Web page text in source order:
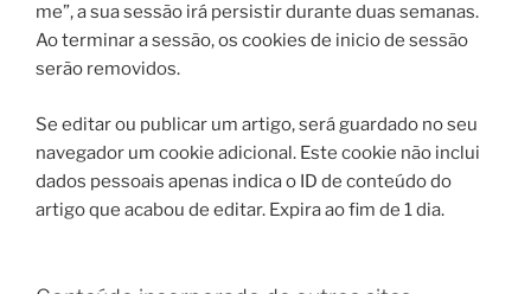
me”, a sua sessão irá persistir durante duas semanas.
Ao terminar a sessão, os cookies de inicio de sessão
serão removidos.
Se editar ou publicar um artigo, será guardado no seu
navegador um cookie adicional. Este cookie não inclui
dados pessoais apenas indica o ID de conteúdo do
artigo que acabou de editar. Expira ao fim de 1 dia.